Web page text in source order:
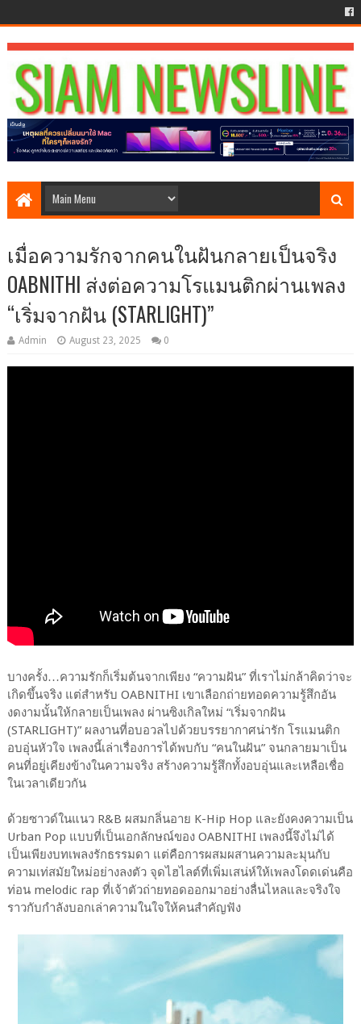
เมื่อความรักจากคนในฝันกลายเป็นจริง
OABNITHI ส่งต่อความโรแมนติกผ่านเพลง
“เริ่มจากฝัน (STARLIGHT)”
Admin August 23, 2025 0
บางครั้ง…ความรักก็เริ่มต้นจากเพียง “ความฝัน” ที่เราไม่กล้าคิดว่าจะ
เกิดขึ้นจริง แต่สำหรับ OABNITHI เขาเลือกถ่ายทอดความรู้สึกอัน
งดงามนั้นให้กลายเป็นเพลง ผ่านซิงเกิลใหม่ “เริ่มจากฝัน
(STARLIGHT)” ผลงานที่อบอวลไปด้วยบรรยากาศน่ารัก โรแมนติก
อบอุ่นหัวใจ เพลงนี้เล่าเรื่องการได้พบกับ “คนในฝัน” จนกลายมาเป็น
คนที่อยู่เคียงข้างในความจริง สร้างความรู้สึกทั้งอบอุ่นและเหลือเชื่อ
ในเวลาเดียวกัน
ด้วยซาวด์ในแนว R&B ผสมกลิ่นอาย K-Hip Hop และยังคงความเป็น
Urban Pop แบบที่เป็นเอกลักษณ์ของ OABNITHI เพลงนี้จึงไม่ได้
เป็นเพียงบทเพลงรักธรรมดา แต่คือการผสมผสานความละมุนกับ
ความเท่สมัยใหม่อย่างลงตัว จุดไฮไลต์ที่เพิ่มเสน่ห์ให้เพลงโดดเด่นคือ
ท่อน melodic rap ที่เจ้าตัวถ่ายทอดออกมาอย่างลื่นไหลและจริงใจ
ราวกับกำลังบอกเล่าความในใจให้คนสำคัญฟัง